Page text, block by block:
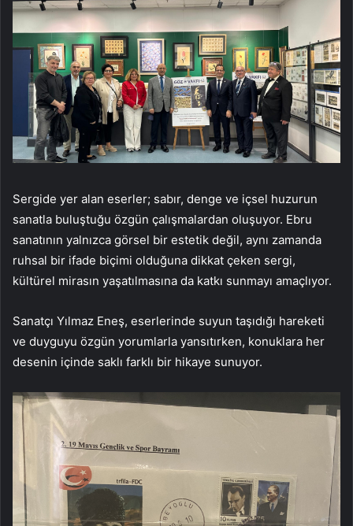
Sergide yer alan eserler; sabır, denge ve içsel huzurun
sanatla buluştuğu özgün çalışmalardan oluşuyor. Ebru
sanatının yalnızca görsel bir estetik değil, aynı zamanda
ruhsal bir ifade biçimi olduğuna dikkat çeken sergi,
kültürel mirasın yaşatılmasına da katkı sunmayı amaçlıyor.
Sanatçı Yılmaz Eneş, eserlerinde suyun taşıdığı hareketi
ve duyguyu özgün yorumlarla yansıtırken, konuklara her
desenin içinde saklı farklı bir hikaye sunuyor.